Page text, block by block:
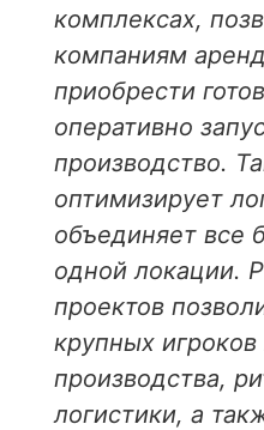
комплексах,
компаниям
приобрести
оперативно
производство.
оптимизирует
объединяет все
одной локации.
проектов
крупных
производства,
логистики, а